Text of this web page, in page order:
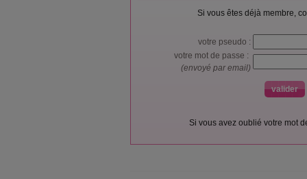
Si vous êtes déjà membre,
votre pseudo :
votre mot de passe :
(envoyé par email)
Si vous avez oublié votre mot